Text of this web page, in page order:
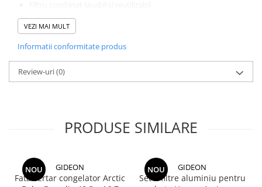
Dimensiuni: 12,5 cm x 10,3 cm
Continut pachet: 1 bucata
Curata sau inlocuieste filtrul periodic conform recomandarilor
producatorului pentru performanta optima a aspiratoarelor
Dyson Gen5detect si Gen5outsize.
VEZI MAI MULT
Informatii conformitate produs
Review-uri(0)
PRODUSE SIMILARE
NOU GIDEON
Fata sertar congelator Arctic
NOU GIDEON
Set 2 filtre aluminiu pentru